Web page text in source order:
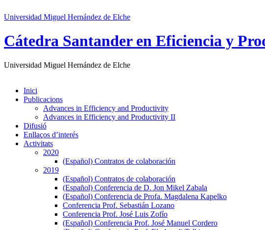
Universidad Miguel Hernández de Elche
Cátedra Santander en Eficiencia y
Universidad Miguel Hernández de Elche
Inici
Publicacions
Advances in Efficiency and Productivity
Advances in Efficiency and Productivity II
Difusió
Enllaços d’interés
Activitats
2020
(Español) Contratos de colaboración
2019
(Español) Contratos de colaboración
(Español) Conferencia de D. Jon Mikel Zabala
(Español) Conferencia de Profa. Magdalena Kapelko
Conferencia Prof. Sebastián Lozano
Conferencia Prof. José Luis Zofío
(Español) Conferencia Prof. José Manuel Cordero